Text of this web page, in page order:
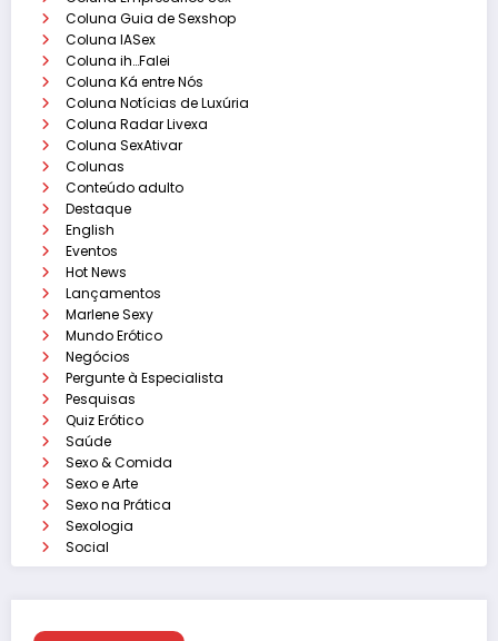
Coluna Guia de Sexshop
Coluna IASex
Coluna ih…Falei
Coluna Ká entre Nós
Coluna Notícias de Luxúria
Coluna Radar Livexa
Coluna SexAtivar
Colunas
Conteúdo adulto
Destaque
English
Eventos
Hot News
Lançamentos
Marlene Sexy
Mundo Erótico
Negócios
Pergunte à Especialista
Pesquisas
Quiz Erótico
Saúde
Sexo & Comida
Sexo e Arte
Sexo na Prática
Sexologia
Social